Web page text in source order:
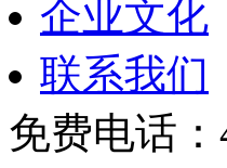
企业文化
联系我们
免费电话